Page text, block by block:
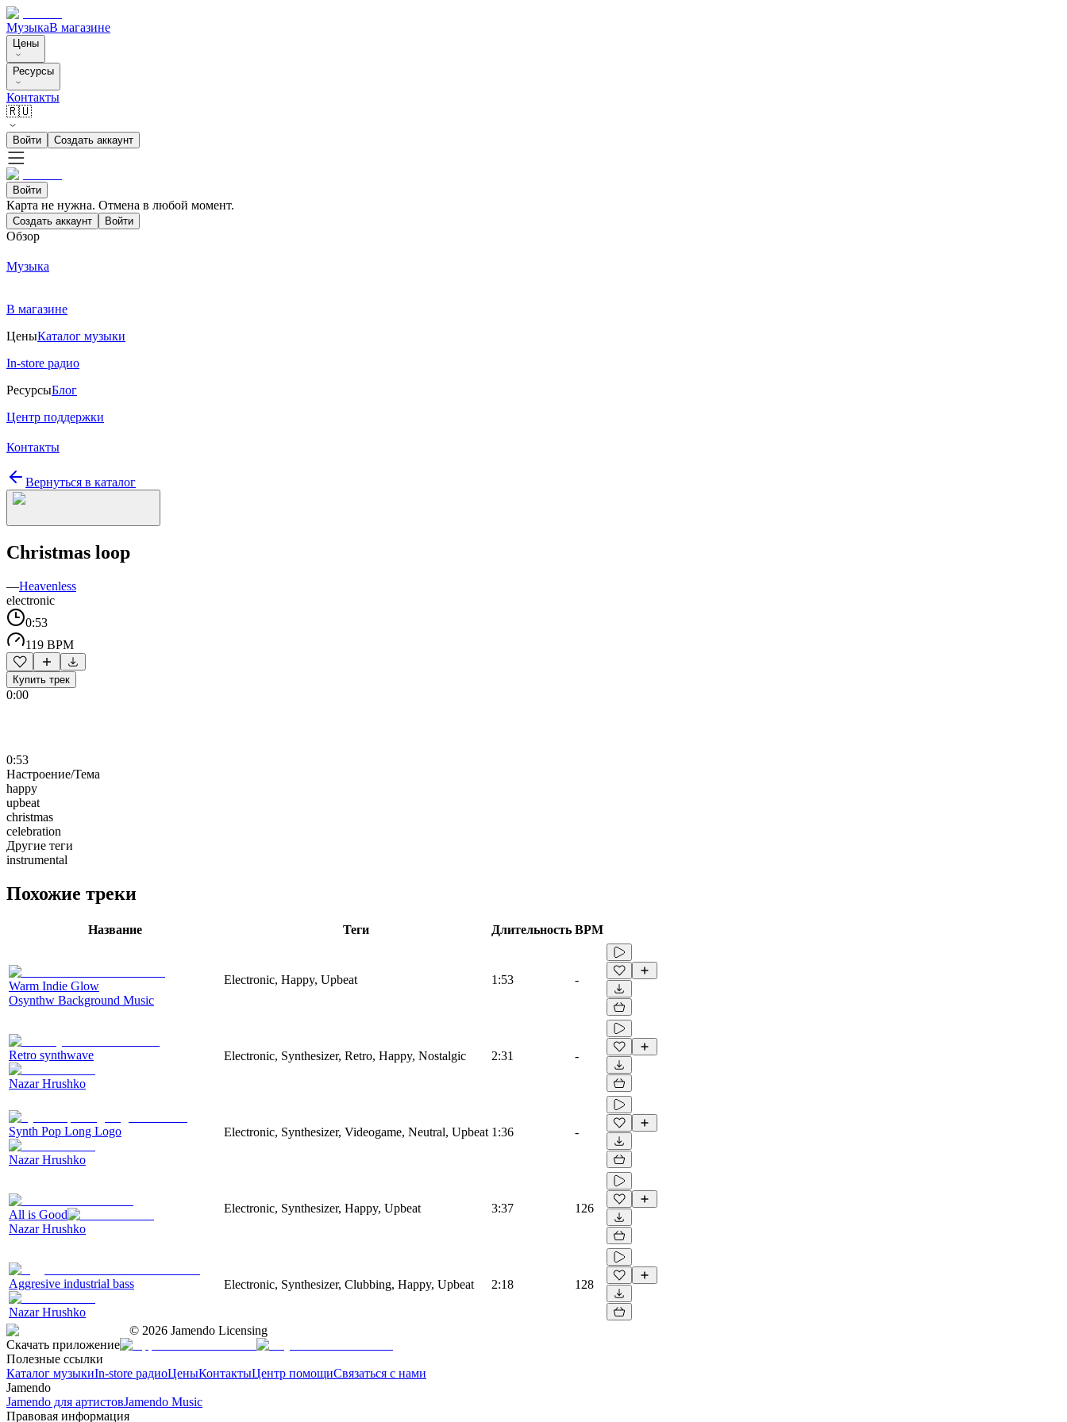
МузыкаВ магазине
Цены
Ресурсы
Контакты
🇷🇺
Войти Создать аккаунт
Войти
Карта не нужна. Отмена в любой момент.
Создать аккаунт Войти
Обзор
Музыка
В магазине
ЦеныКаталог музыки
In-store радио
РесурсыБлог
Центр поддержки
Контакты
Вернуться в каталог
Christmas loop
—Heavenless
electronic
0:53
119 BPM
Купить трек
0:00
0:53
Настроение/Тема
happy
upbeat
christmas
celebration
Другие теги
instrumental
Похожие треки
Название Теги Длительность BPM
Warm Indie Glow
Osynthw Background Music
Electronic, Happy, Upbeat 1:53 -
Retro synthwave
Nazar Hrushko
Electronic, Synthesizer, Retro, Happy, Nostalgic 2:31 -
Synth Pop Long Logo
Nazar Hrushko
Electronic, Synthesizer, Videogame, Neutral, Upbeat 1:36 -
All is Good
Nazar Hrushko
Electronic, Synthesizer, Happy, Upbeat 3:37 126
Aggresive industrial bass
Nazar Hrushko
Electronic, Synthesizer, Clubbing, Happy, Upbeat 2:18 128
© 2026 Jamendo Licensing
Скачать приложение
Полезные ссылки
Каталог музыкиIn-store радиоЦеныКонтактыЦентр помощиСвязаться с нами
Jamendo
Jamendo для артистовJamendo Music
Правовая информация